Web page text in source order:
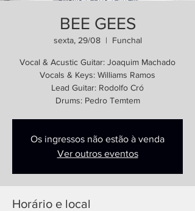
BEE GEES
sexta, 29/08
  |
Funchal
Vocal & Acustic Guitar: Joaquim Machado
Vocals & Keys: Williams Ramos
Lead Guitar: Rodolfo Cró
Drums: Pedro Temtem
Os ingressos não estão à venda
Ver outros eventos
Horário e local